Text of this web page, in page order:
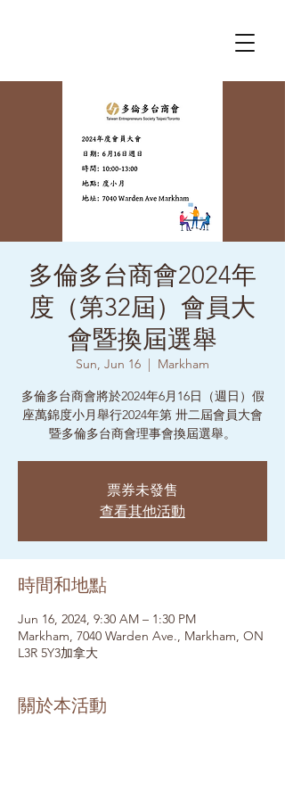
多倫多台商會2024年
度（第32屆）會員大
會暨換屆選舉
Sun, Jun 16
  |
Markham
多倫多台商會將於2024年6月16日（週日）假
座萬錦度小月舉行2024年第 卅二屆會員大會
暨多倫多台商會理事會換屆選舉。
票券未發售
查看其他活動
時間和地點
Jun 16, 2024, 9:30 AM – 1:30 PM
Markham, 7040 Warden Ave., Markham, ON
L3R 5Y3加拿大
關於本活動